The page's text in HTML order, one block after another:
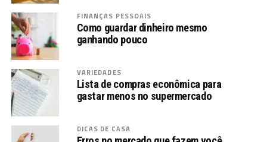
FINANÇAS PESSOAIS
Como guardar dinheiro mesmo
ganhando pouco
VARIEDADES
Lista de compras econômica para
gastar menos no supermercado
DICAS DE CASA